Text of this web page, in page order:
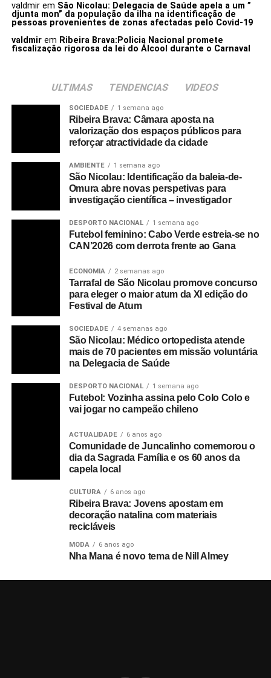
valdmirem São Nicolau: Delegacia de Saúde apela a um ”
djunta mon” da população da ilha na identificação de
pessoas provenientes de zonas afectadas pelo Covid-19
valdmirem Ribeira Brava:Policia Nacional promete
fiscalização rigorosa da lei do Álcool durante o Carnaval
ULTIMAS TENDENCIAS VIDEOS
SOCIEDADE 1 semana ago
Ribeira Brava: Câmara aposta na
valorização dos espaços públicos para
reforçar atractividade da cidade
AMBIENTE 1 semana ago
São Nicolau: Identificação da baleia-de-
Omura abre novas perspetivas para
investigação científica – investigador
DESPORTO NACIONAL 1 semana ago
Futebol feminino: Cabo Verde estreia-se no
CAN’2026 com derrota frente ao Gana
ECONOMIA 2 semanas ago
Tarrafal de São Nicolau promove concurso
para eleger o maior atum da XI edição do
Festival de Atum
SOCIEDADE 4 semanas ago
São Nicolau: Médico ortopedista atende
mais de 70 pacientes em missão voluntária
na Delegacia de Saúde
DESPORTO NACIONAL 1 semana ago
Futebol: Vozinha assina pelo Colo Colo e
vai jogar no campeão chileno
ACTUALIDADE 6 anos ago
Comunidade de Juncalinho comemorou o
dia da Sagrada Família e os 60 anos da
capela local
CULTURA 6 anos ago
Ribeira Brava: Jovens apostam em
decoração natalina com materiais
recicláveis
MODA 6 anos ago
Nha Mana é novo tema de Nill Almey